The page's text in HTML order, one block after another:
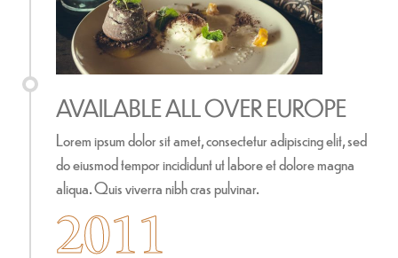
2011
AVAILABLE ALL OVER EUROPE
Lorem ipsum dolor sit amet, consectetur adipiscing elit, sed
do eiusmod tempor incididunt ut labore et dolore magna
aliqua. Quis viverra nibh cras pulvinar.